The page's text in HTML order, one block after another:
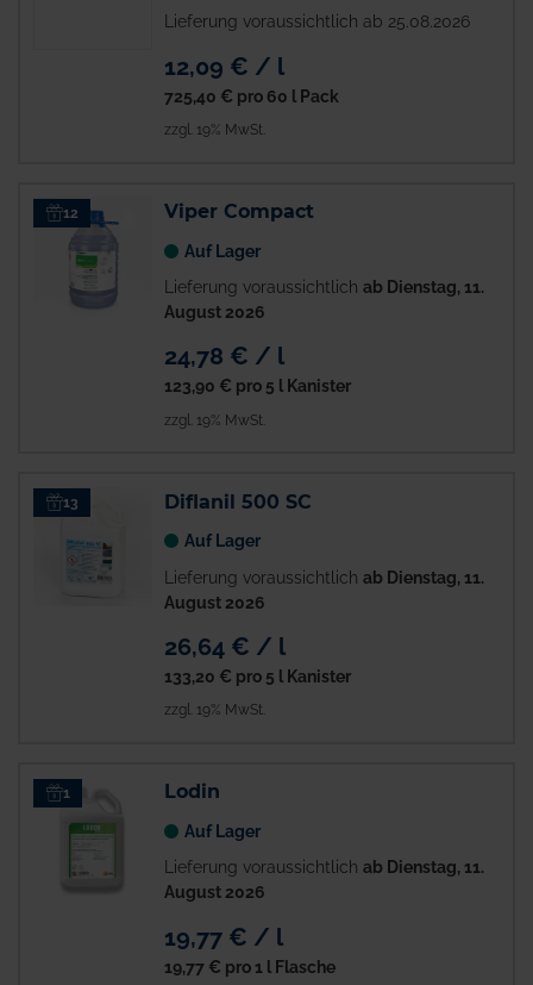
Lieferung voraussichtlich ab 25.08.2026
12,09 € / l
725,40 € pro 60 l Pack
zzgl. 19% MwSt.
12 Viper Compact
Auf Lager
Lieferung voraussichtlich ab Dienstag, 11.
August 2026
24,78 € / l
123,90 € pro 5 l Kanister
zzgl. 19% MwSt.
13 Diflanil 500 SC
Auf Lager
Lieferung voraussichtlich ab Dienstag, 11.
August 2026
26,64 € / l
133,20 € pro 5 l Kanister
zzgl. 19% MwSt.
1 Lodin
Auf Lager
Lieferung voraussichtlich ab Dienstag, 11.
August 2026
19,77 € / l
19,77 € pro 1 l Flasche